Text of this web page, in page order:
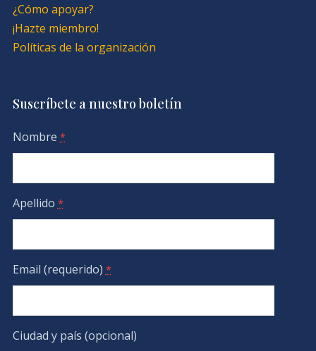
¿Cómo apoyar?
¡Hazte miembro!
Políticas de la organización
Suscríbete a nuestro boletín
Nombre *
Apellido *
Email (requerido) *
Ciudad y país (opcional)